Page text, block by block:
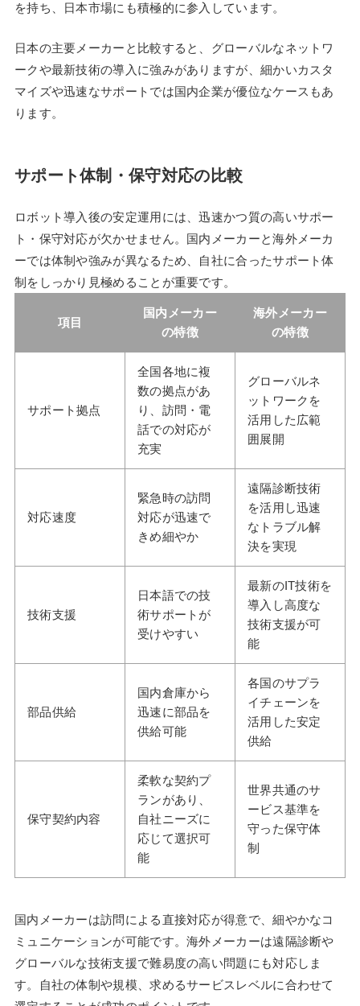
を持ち、日本市場にも積極的に参入しています。
日本の主要メーカーと比較すると、グローバルなネットワ
ークや最新技術の導入に強みがありますが、細かいカスタ
マイズや迅速なサポートでは国内企業が優位なケースもあ
ります。
サポート体制・保守対応の比較
ロボット導入後の安定運用には、迅速かつ質の高いサポー
ト・保守対応が欠かせません。国内メーカーと海外メーカ
ーでは体制や強みが異なるため、自社に合ったサポート体
制をしっかり見極めることが重要です。
項目
国内メーカー
の特徴
海外メーカー
の特徴
サポート拠点
全国各地に複
数の拠点があ
り、訪問・電
話での対応が
充実
グローバルネ
ットワークを
活用した広範
囲展開
対応速度
緊急時の訪問
対応が迅速で
きめ細やか
遠隔診断技術
を活用し迅速
なトラブル解
決を実現
技術支援
日本語での技
術サポートが
受けやすい
最新のIT技術を
導入し高度な
技術支援が可
能
部品供給
国内倉庫から
迅速に部品を
供給可能
各国のサプラ
イチェーンを
活用した安定
供給
保守契約内容
柔軟な契約プ
ランがあり、
自社ニーズに
応じて選択可
能
世界共通のサ
ービス基準を
守った保守体
制
国内メーカーは訪問による直接対応が得意で、細やかなコ
ミュニケーションが可能です。海外メーカーは遠隔診断や
グローバルな技術支援で難易度の高い問題にも対応しま
す。自社の体制や規模、求めるサービスレベルに合わせて